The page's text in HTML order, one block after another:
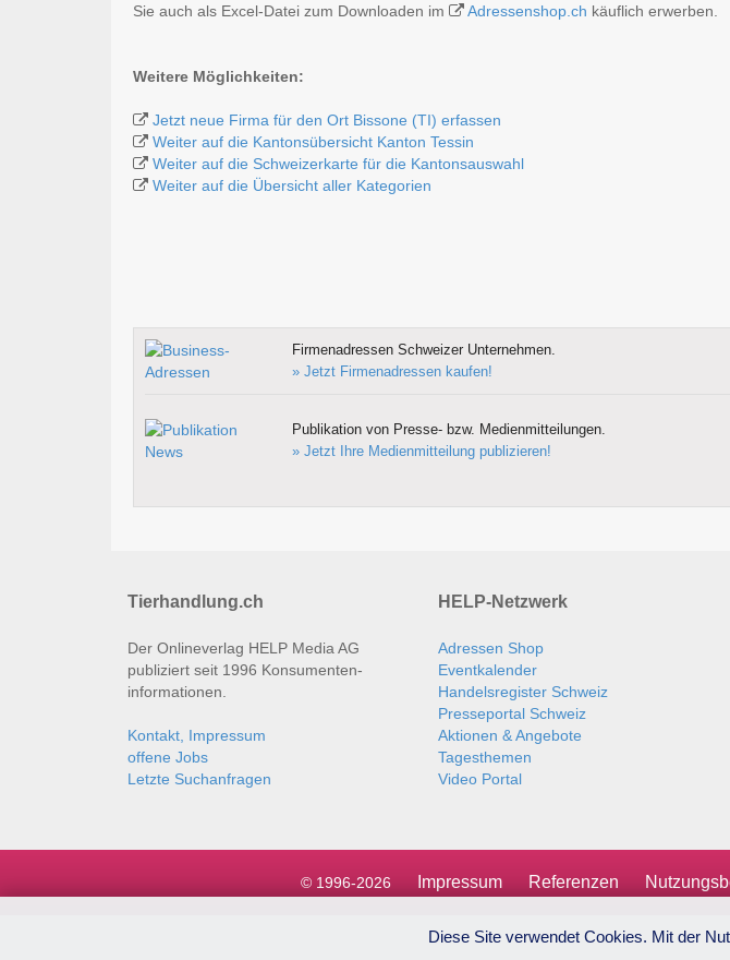
Sie auch als Excel-Datei zum Downloaden im
Adressenshop.ch käuflich erwerben.
Weitere Möglichkeiten:
Jetzt neue Firma für den Ort Bissone (TI) erfassen
Weiter auf die Kantonsübersicht Kanton Tessin
Weiter auf die Schweizerkarte für die Kantonsauswahl
Weiter auf die Übersicht aller Kategorien
Firmenadressen Schweizer Unternehmen.
» Jetzt Firmenadressen kaufen!
Publikation von Presse- bzw. Medienmitteilungen.
» Jetzt Ihre Medienmitteilung publizieren!
Tierhandlung.ch
Der Onlineverlag HELP Media AG
publiziert seit 1996 Konsumenten­
informationen.
Kontakt, Impressum
offene Jobs
Letzte Suchanfragen
HELP-Netzwerk
Adressen Shop
Eventkalender
Handelsregister Schweiz
Presseportal Schweiz
Aktionen & Angebote
Tagesthemen
Video Portal
© 1996-2026 Impressum Referenzen
Diese Site verwendet Cookies. Mit der